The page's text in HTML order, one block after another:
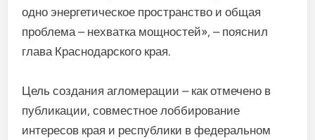
одно энергетическое пространство и общая
проблема – нехватка мощностей», – пояснил
глава Краснодарского края.
Цель создания агломерации – как отмечено в
публикации, совместное лоббирование
интересов края и республики в федеральном